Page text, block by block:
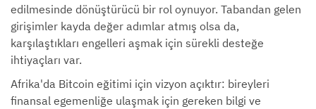
edilmesinde dönüştürücü bir rol oynuyor. Tabandan gelen
girişimler kayda değer adımlar atmış olsa da,
karşılaştıkları engelleri aşmak için sürekli desteğe
ihtiyaçları var.
Afrika'da Bitcoin eğitimi için vizyon açıktır: bireyleri
finansal egemenliğe ulaşmak için gereken bilgi ve